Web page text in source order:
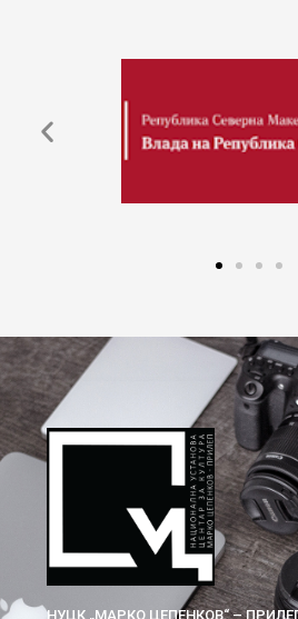
НУЦК „МАРКО ЦЕПЕНКОВ“ –